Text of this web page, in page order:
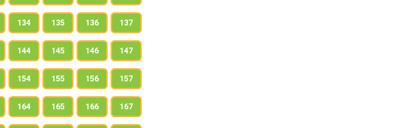
134 135 136 137
144 145 146 147
154 155 156 157
164 165 166 167